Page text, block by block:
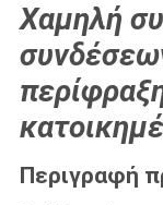
Χαμηλή
Περιγραφή